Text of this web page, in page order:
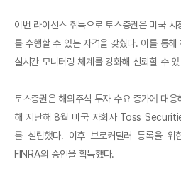
이번 라이선스 취득으로 토스증권은 미국
를 수행할 수 있는 자격을 갖췄다. 이를 통
실시간 모니터링 체계를 강화해 신뢰할 수
토스증권은 해외주식 투자 수요 증가에 대응
해 지난해 8월 미국 자회사 Toss
를 설립했다. 이후 브로커딜러 등록을 위
FINRA의 승인을 획득했다.